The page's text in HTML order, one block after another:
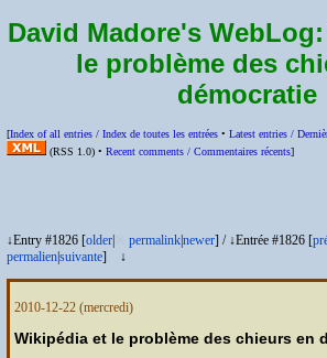
David Madore's WebLog:
le problème des
démocratie
[Index of all entries / Index de toutes les entrées • Latest entries /
(RSS 1.0) • Recent comments / Commentaires récents]
↓Entry #1826 [older permalinknewer] / ↓Entrée #1826 [
permaliensuivante] ↓
2010-12-22(mercredi)
Wikipédia et le problème des chieurs en